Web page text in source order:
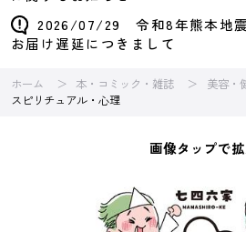
2026/07/29 令和8年熊本地
お届け遅延につきまして
ホーム 本・コミック・雑誌
美容・
スピリチュアル・心理
画像タップで